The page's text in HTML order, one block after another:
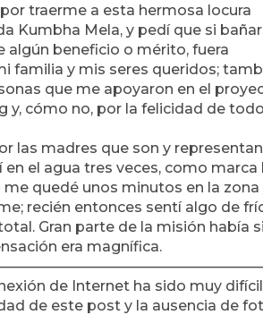
traerme a esta hermosa locura
Kumbha Mela, y pedí que si
algún beneficio o mérito, fuera
familia y mis seres queridos;
que me apoyaron en el
y, cómo no, por la felicidad de
las madres que son y
el agua tres veces, como marca
quedé unos minutos en la zona
recién entonces sentí algo de
Gran parte de la misión había
era magnífica.
de Internet ha sido muy
de este post y la ausencia de